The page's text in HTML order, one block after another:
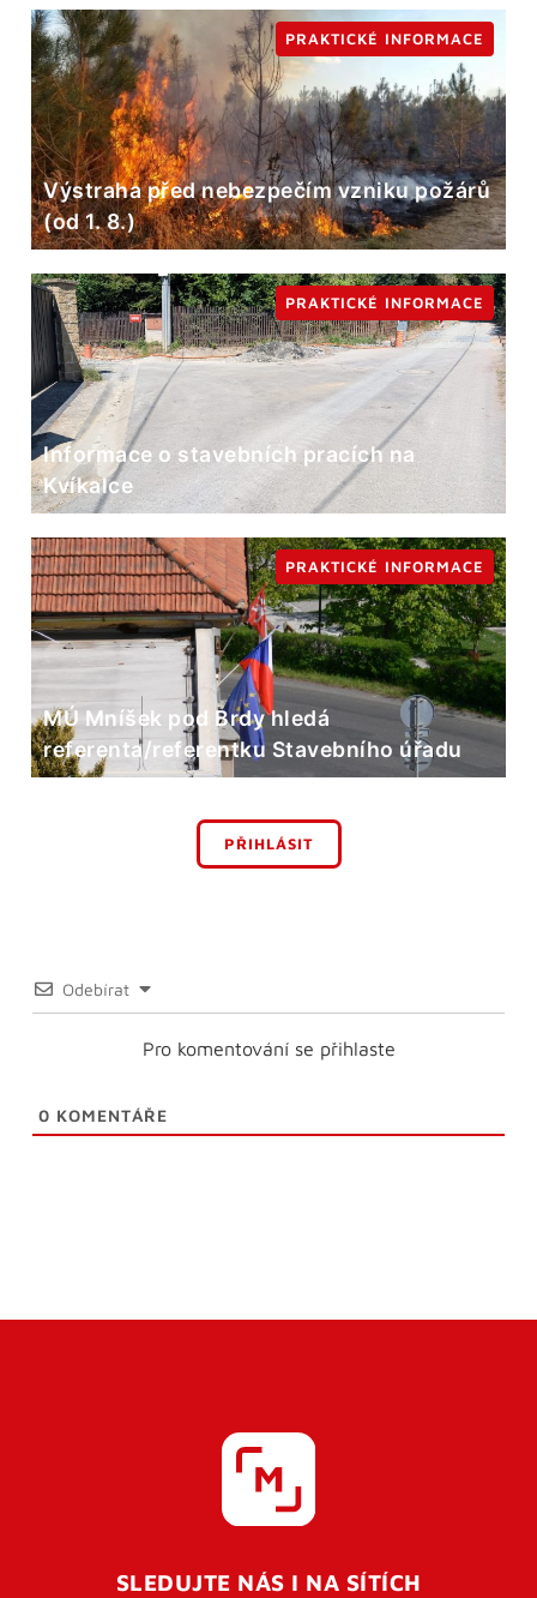
Výstraha před nebezpečím vzniku požárů
(od 1. 8.)
PRAKTICKÉ INFORMACE
Informace o stavebních pracích na
Kvíkalce
PRAKTICKÉ INFORMACE
MÚ Mníšek pod Brdy hledá
referenta/referentku Stavebního úřadu
PRAKTICKÉ INFORMACE
PŘIHLÁSIT
Odebírat
Pro komentování se přihlaste
0 KOMENTÁŘE
SLEDUJTE NÁS I NA SÍTÍCH